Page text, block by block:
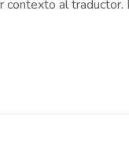
contexto al